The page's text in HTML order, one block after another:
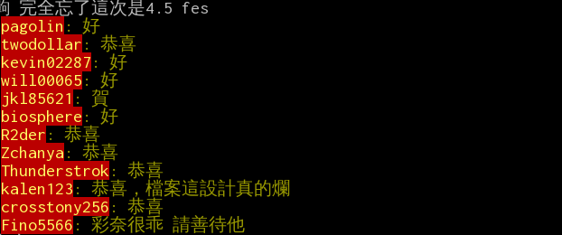
pagolin : 好
twodollar : 恭喜
kevin02287 : 好
will00065 : 好
jkl85621 : 賀
biosphere : 好
R2der : 恭喜
Zchanya : 恭喜
Thunderstrok : 恭喜
kalen123 : 恭喜，檔案這設計真的爛
crosstony256 : 恭喜
Fino5566 : 彩奈很乖 請善待他